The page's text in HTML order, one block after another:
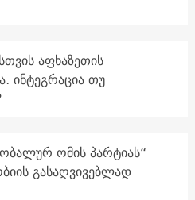
აფხაზეთის
ინტეგრაცია თუ
ომის პარტიას“
გასაღვივებლად